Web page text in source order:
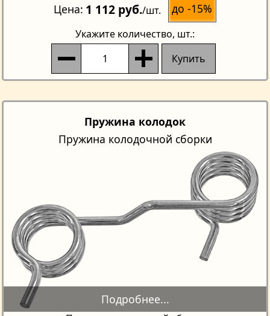
Цена 1 112 руб./шт. до -15%
Укажите количество, шт.:
Купить
Пружина колодок
Пружина колодочной сборки